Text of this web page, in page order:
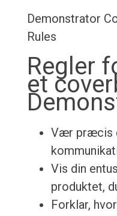
Demonstrator
Rules
Regler
et
Vær præcis
Vis din
produktet,
Forklar,